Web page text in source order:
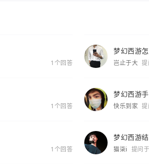
1个回答
梦幻西游
岂止于大
1个回答
梦幻西游
快乐到家
1个回答
梦幻西游
猫柒i 提问